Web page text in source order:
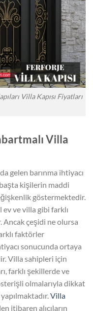
Villa Kapısı Fiyatları
Villa
gelen barınma ihtiyacı
kişilerin maddi
göstermektedir.
ve villa gibi farklı
Ancak çeşidi ne olursa
faktörler
sonucunda ortaya
Villa sahipleri için
farklı şekillerde ve
olmalarıyla dikkat
Villa
itibaren alıcıların